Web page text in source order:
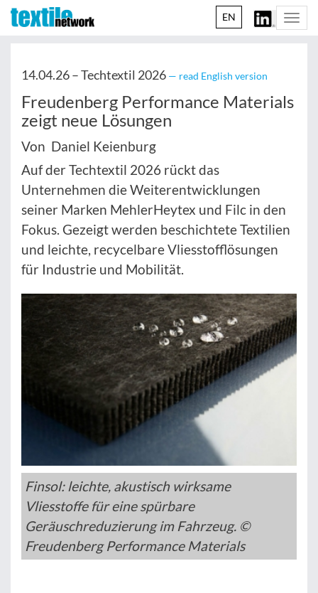
EN
14.04.26 –Techtextil 2026 — read English version
Freudenberg Performance Materials
zeigt neue Lösungen
Von Daniel Keienburg
Auf der Techtextil 2026 rückt das
Unternehmen die Weiterentwicklungen
seiner Marken MehlerHeytex und Filc in den
Fokus. Gezeigt werden beschichtete Textilien
und leichte, recycelbare Vliesstofflösungen
für Industrie und Mobilität.
Finsol: leichte, akustisch wirksame
Vliesstoffe für eine spürbare
Geräuschreduzierung im Fahrzeug. ©
Freudenberg Performance Materials